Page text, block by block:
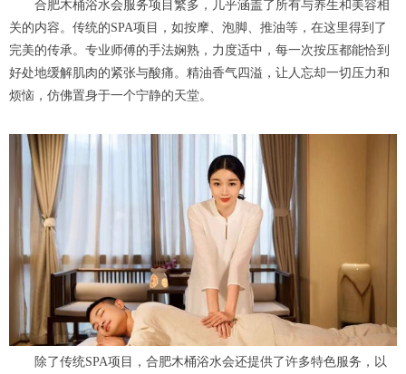
合肥木桶浴水会服务项目繁多，几乎涵盖了所有与养生和美容相
关的内容。传统的SPA项目，如按摩、泡脚、推油等，在这里得到了
完美的传承。专业师傅的手法娴熟，力度适中，每一次按压都能恰到
好处地缓解肌肉的紧张与酸痛。精油香气四溢，让人忘却一切压力和
烦恼，仿佛置身于一个宁静的天堂。
除了传统SPA项目，合肥木桶浴水会还提供了许多特色服务，以